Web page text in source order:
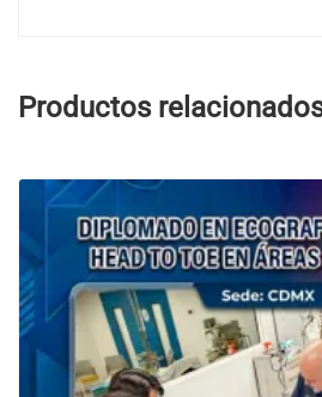
Productos